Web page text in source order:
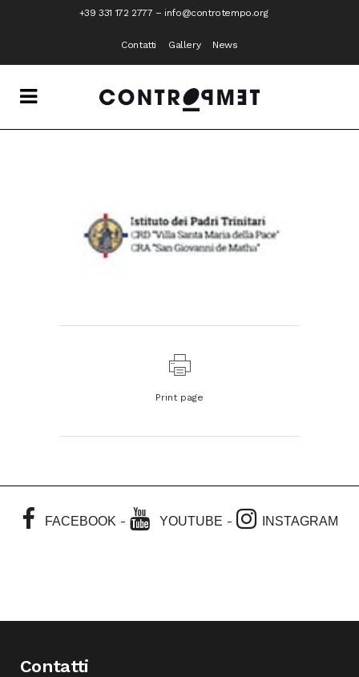
+39 331 172 2777 – info@controtempo.org
Contatti Gallery News
Print page
FACEBOOK- YOUTUBE - INSTAGRAM
Contatti